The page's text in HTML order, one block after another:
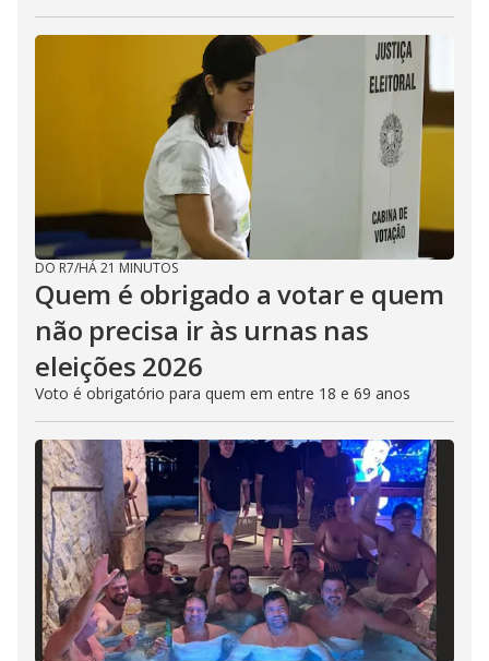
DO R7/HÁ 21 MINUTOS
Quem é obrigado a votar e quem
não precisa ir às urnas nas
eleições 2026
Voto é obrigatório para quem em entre 18 e 69 anos